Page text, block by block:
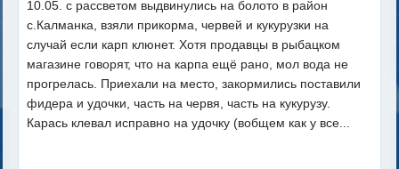
10.05. с рассветом выдвинулись на болото в район
с.Калманка, взяли прикорма, червей и кукурузки на
случай если карп клюнет. Хотя продавцы в рыбацком
магазине говорят, что на карпа ещё рано, мол вода не
прогрелась. Приехали на место, закормились поставили
фидера и удочки, часть на червя, часть на кукурузу.
Карась клевал исправно на удочку (вобщем как у все...